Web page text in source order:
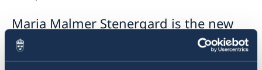
Maria Malmer Stenergard is the new
Minister for Foreign Affairs and head
of the Ministry for Foreign Affairs, and